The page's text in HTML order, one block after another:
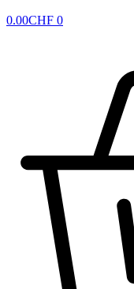
0.00CHF 0